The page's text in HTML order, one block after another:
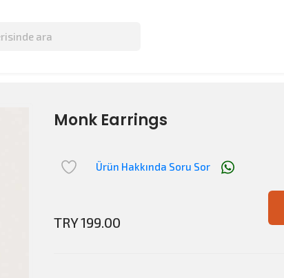
Monk Earrings
Ürün Hakkında Soru Sor
TRY 199.00